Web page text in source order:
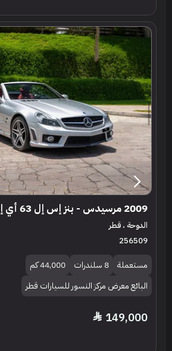
2009 مرسيدس - بنز إس إل 63 أي إم جي
الدوحة ، قطر
256509
مستعملة 8 سلندرات
44,000 كم
البائع معرض مركز النسور للسيارات قطر
149,000